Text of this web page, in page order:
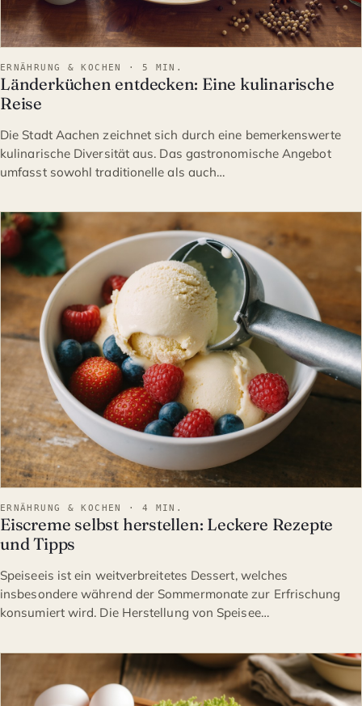
ERNÄHRUNG & KOCHEN · 5 MIN.
Länderküchen entdecken: Eine kulinarische
Reise
Die Stadt Aachen zeichnet sich durch eine bemerkenswerte
kulinarische Diversität aus. Das gastronomische Angebot
umfasst sowohl traditionelle als auch…
ERNÄHRUNG & KOCHEN
ERNÄHRUNG & KOCHEN · 4 MIN.
Eiscreme selbst herstellen: Leckere Rezepte
und Tipps
Speiseeis ist ein weitverbreitetes Dessert, welches
insbesondere während der Sommermonate zur Erfrischung
konsumiert wird. Die Herstellung von Speisee…